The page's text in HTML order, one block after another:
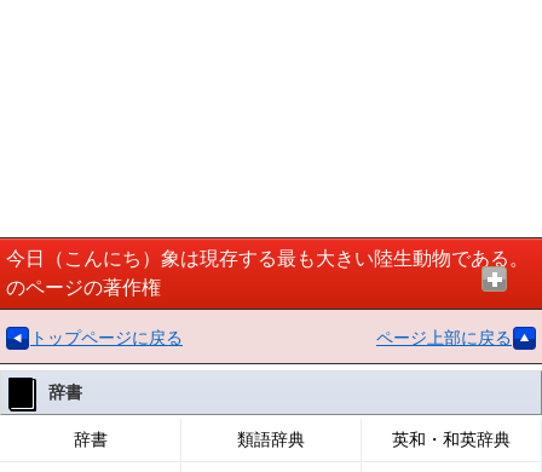
今日（こんにち）象は現存する最も大きい陸生動物である。
のページの著作権
トップページに戻る ページ上部に戻る
辞書
辞書 類語辞典 英和・和英辞典